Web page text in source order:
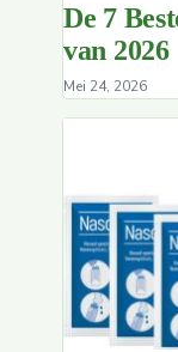
De 7
van 2026
Mei 24, 2026